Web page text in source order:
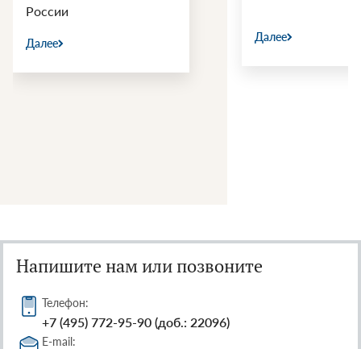
России
Далее Далее
Напишите нам или позвоните
Телефон:
+7 (495) 772-95-90 (доб.: 22096)
E-mail: